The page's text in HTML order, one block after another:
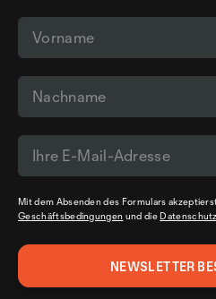
Mit dem Absenden des Formulars
Geschäftsbedingungen und die